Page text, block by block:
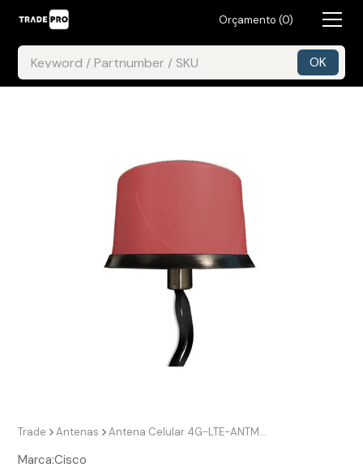
Orçamento (0)
Trade Antenas Antena Celular 4G-LTE-ANTM-O-3-R=
Marca:Cisco